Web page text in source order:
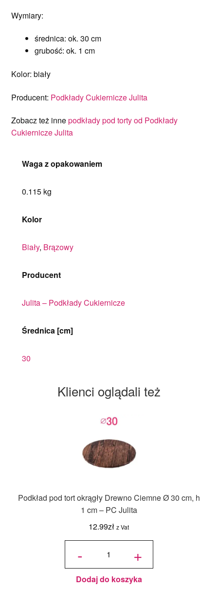
Wymiary:
średnica: ok. 30 cm
grubość: ok. 1 cm
Kolor: biały
Producent: Podkłady Cukiernicze Julita
Zobacz też innepodkłady pod torty od Podkłady
Cukiernicze Julita
Waga z opakowaniem
0.115 kg
Kolor
Biały, Brązowy
Producent
Julita – Podkłady Cukiernicze
Średnica [cm]
30
Klienci oglądali też
Podkład pod tort okrągły Drewno Ciemne Ø 30 cm, h
1 cm – PC Julita
12.99zł z Vat
-
ilość
okrągły
Drewno
Ciemne
Ø 30
cm, h 1
Julita
+
Dodaj do koszyka